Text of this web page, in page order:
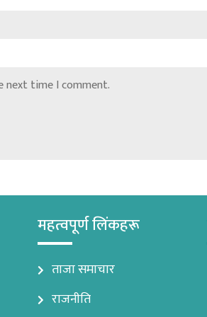
next time I comment.
महत्वपूर्ण लिंकहरू
ताजा समाचार
राजनीति